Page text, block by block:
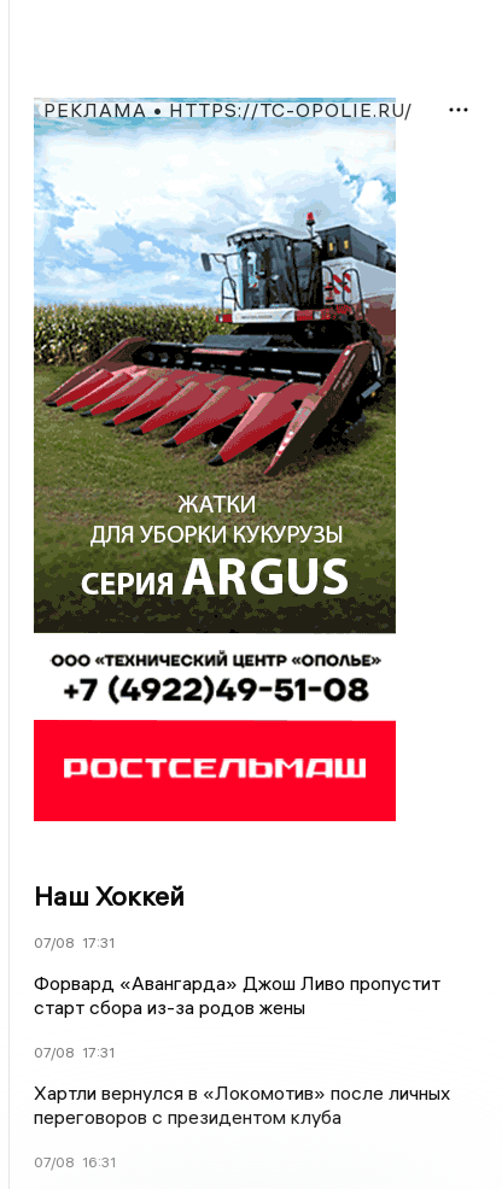
РЕКЛАМА • HTTPS://TC-OPOLIE.RU/
Наш Хоккей
07/08 17:31
Форвард «Авангарда» Джош Ливо пропустит
старт сбора из-за родов жены
07/08 17:31
Хартли вернулся в «Локомотив» после личных
переговоров с президентом клуба
07/08 16:31